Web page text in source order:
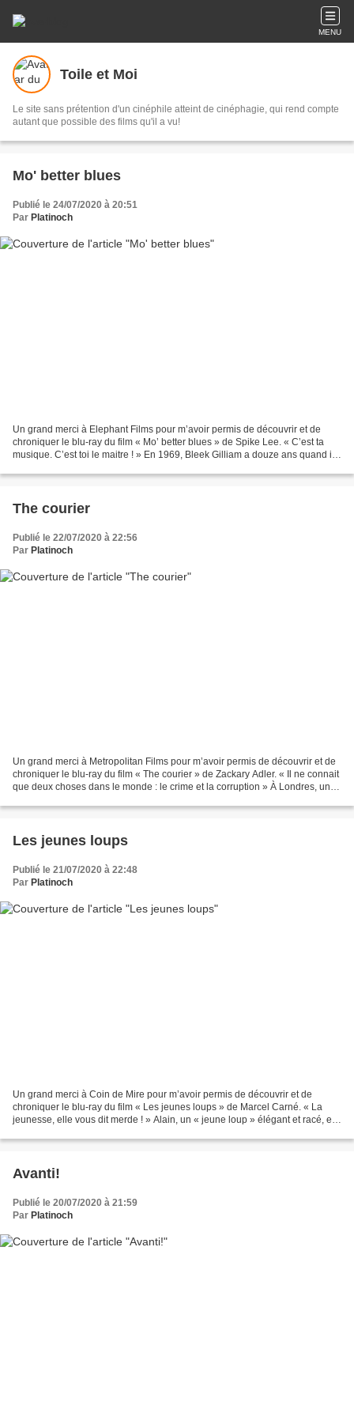
MENU
Toile et Moi
Le site sans prétention d'un cinéphile atteint de cinéphagie, qui rend compte
autant que possible des films qu'il a vu!
Mo' better blues
Publié le 24/07/2020 à 20:51
Par Platinoch
Un grand merci à Elephant Films pour m’avoir permis de découvrir et de
chroniquer le blu-ray du film « Mo’ better blues » de Spike Lee. « C’est ta
musique. C’est toi le maitre ! » En 1969, Bleek Gilliam a douze ans quand il
The courier
Publié le 22/07/2020 à 22:56
Par Platinoch
Un grand merci à Metropolitan Films pour m’avoir permis de découvrir et de
chroniquer le blu-ray du film « The courier » de Zackary Adler. « Il ne connait
que deux choses dans le monde : le crime et la corruption » À Londres, un
Les jeunes loups
Publié le 21/07/2020 à 22:48
Par Platinoch
Un grand merci à Coin de Mire pour m’avoir permis de découvrir et de
chroniquer le blu-ray du film « Les jeunes loups » de Marcel Carné. « La
jeunesse, elle vous dit merde ! » Alain, un « jeune loup » élégant et racé, est
Avanti!
Publié le 20/07/2020 à 21:59
Par Platinoch